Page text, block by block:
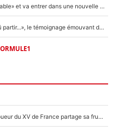
F1 - Alpine signe un accord «impensable» et va entrer dans une nouvelle dimension : Grande nouvelle pour Pierre Gasly !
F1 : « Je lui ai fait un câlin, puis j’ai dû partir...», le témoignage émouvant de Max Verstappen sur sa fille
Mis de côté par Fabien Galthié, un joueur du XV de France partage sa frustration : «ils ne me l’ont pas dit tout de suite»